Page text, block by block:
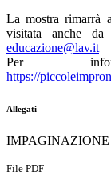
La mostra rimarrà
visitata anche da
educazione@lav.it
Per
https://
Allegati
File PDF